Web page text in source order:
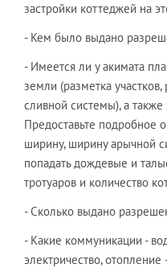
застройки коттеджей на
- Кем было выдано
- Имеется ли у акимата
земли (разметка участков,
сливной системы), а
Предоставьте подробное
ширину, ширину арычной
попадать дождевые и
тротуаров и количество
- Сколько выдано
- Какие коммуникации -
электричество,